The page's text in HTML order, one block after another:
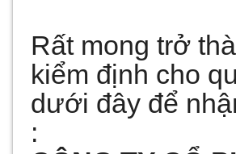
Rất mong trở
kiểm định cho
dưới đây để
: